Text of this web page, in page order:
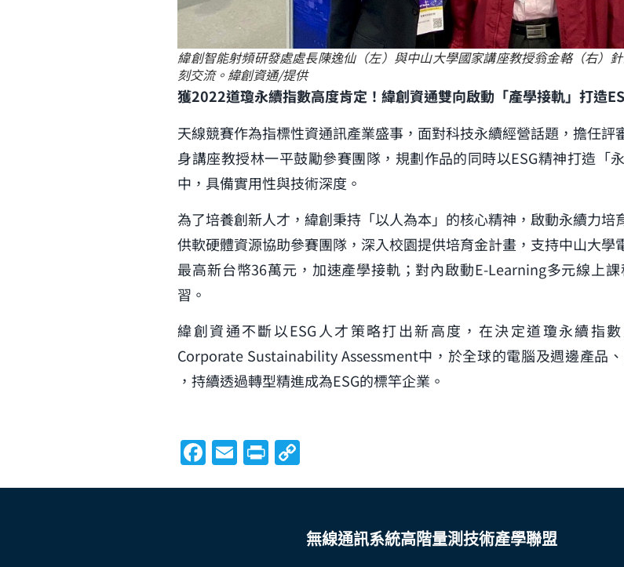
緯創智能射頻研發處處長陳逸仙（左）與中山大學國家講座教授翁金輅（右）
刻交流。緯創資通/提供
獲2022道瓊永續指數高度肯定！緯創資通雙向啟動「產學接軌」打造
天線競賽作為指標性資通訊產業盛事，面對科技永續經營話題，擔任
身講座教授林一平鼓勵參賽團隊，規劃作品的同時以ESG精神打造「
中，具備實用性與技術深度。
為了培養創新人才，緯創秉持「以人為本」的核心精神，啟動永續力培
供軟硬體資源協助參賽團隊，深入校園提供培育金計畫，支持中山大學
最高新台幣36萬元，加速產學接軌；對內啟動E-Learning多元線上
習。
緯創資通不斷以ESG人才策略打出新高度，在決定道瓊永續指
Corporate Sustainability Assessment中，於全球的電腦及週邊產品
，持續透過轉型精進成為ESG的標竿企業。
Facebook
Email
Print
無線通訊系統高階量測技術產學聯盟